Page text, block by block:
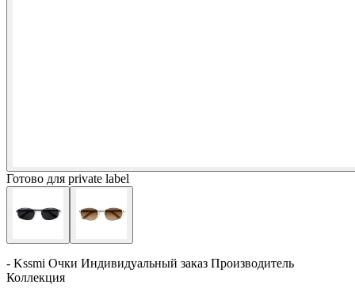
Готово для private label
- Kssmi Очки Индивидуальный заказ Производитель
Коллекция